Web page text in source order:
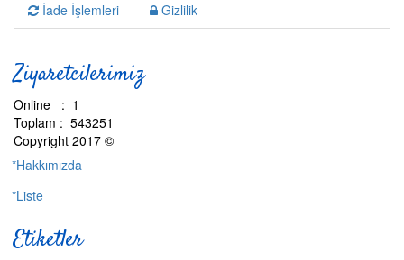
İade İşlemleri Gizlilik
Ziyaretcilerimiz
Online : 1
Toplam : 543251
Copyright 2017 ©
*Hakkımızda
*Liste
Etiketler